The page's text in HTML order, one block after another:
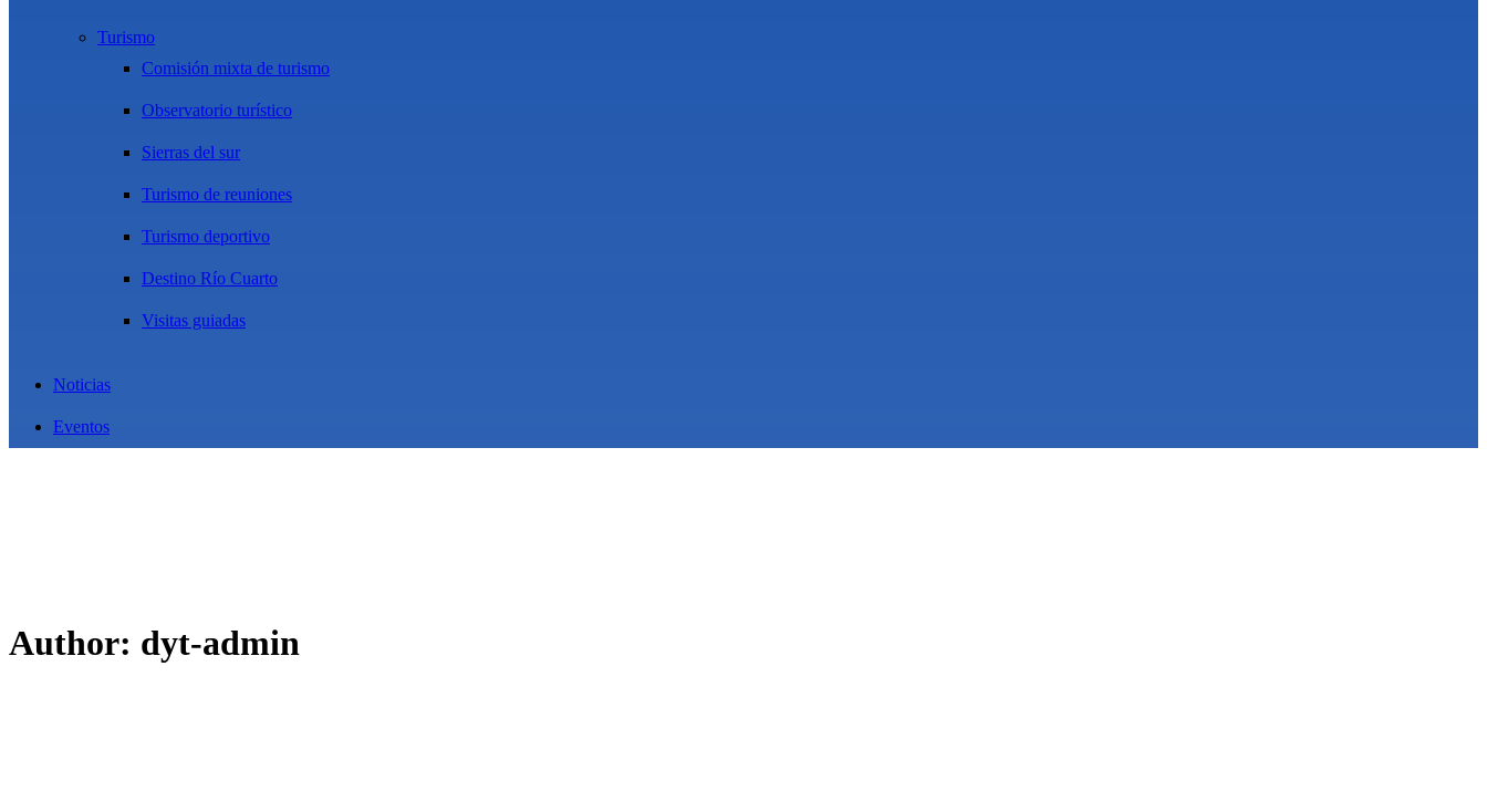
Turismo
Comisión mixta de turismo
Observatorio turístico
Sierras del sur
Turismo de reuniones
Turismo deportivo
Destino Río Cuarto
Visitas guiadas
Noticias
Eventos
Author: dyt-admin